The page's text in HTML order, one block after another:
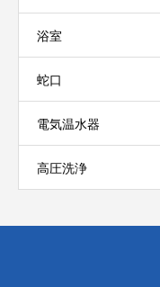
浴室
蛇口
電気温水器
高圧洗浄